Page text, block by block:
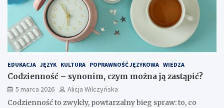
EDUKACJA JĘZYK KULTURA POPRAWNOŚĆ JĘZYKOWA WIEDZA
Codzienność – synonim, czym można ją zastąpić?
5 marca 2026
Alicja Wilczyńska
Codzienność to zwykły, powtarzalny bieg spraw: to, co